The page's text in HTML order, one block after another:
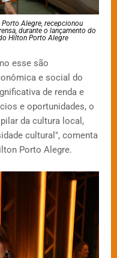
Alegre, recepcionou
durante o lançamento do
Hilton Porto Alegre
esse são
e social do
de renda e
e oportunidades, o
da cultura local,
cultural", comenta
Porto Alegre.